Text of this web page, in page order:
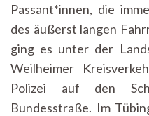
Passant*innen, die
des äußerst langen
ging es unter der
Weilheimer
Polizei auf den
Bundesstraße. Im